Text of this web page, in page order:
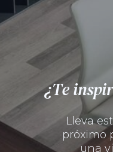
¿Te
Lleva
próximo
una